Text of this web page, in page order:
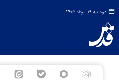
دوشنبه ۱۹ مرداد ۱۴۰۵